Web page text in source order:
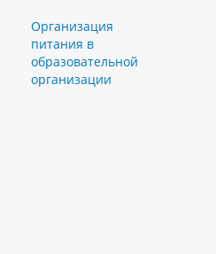
Организация
питания в
образовательной
организации